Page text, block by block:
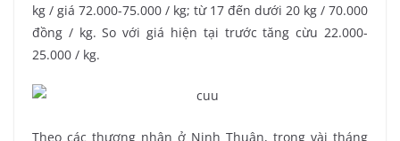
kg / giá 72.000-75.000 / kg; từ 17 đến dưới 20 kg / 70.000
đồng / kg. So với giá hiện tại trước tăng cừu 22.000-
25.000 / kg.
Theo các thương nhân ở Ninh Thuận, trong vài tháng